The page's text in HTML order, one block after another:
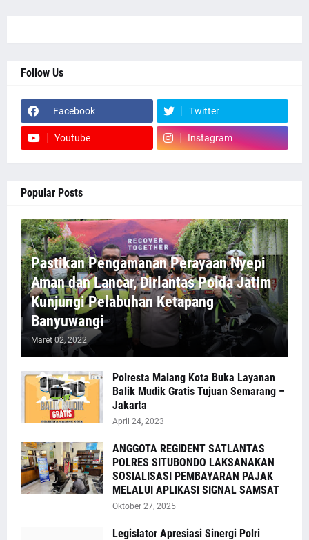
Follow Us
Facebook Twitter
Youtube Instagram
Popular Posts
Pastikan Pengamanan Perayaan Nyepi
Aman dan Lancar, Dirlantas Polda Jatim
Kunjungi Pelabuhan Ketapang
Banyuwangi
Maret 02, 2022
Polresta Malang Kota Buka Layanan
Balik Mudik Gratis Tujuan Semarang –
Jakarta
April 24, 2023
ANGGOTA REGIDENT SATLANTAS
POLRES SITUBONDO LAKSANAKAN
SOSIALISASI PEMBAYARAN PAJAK
MELALUI APLIKASI SIGNAL SAMSAT
Oktober 27, 2025
Legislator Apresiasi Sinergi Polri